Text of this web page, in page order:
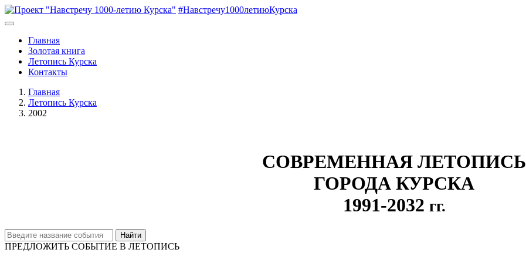
#Навстречу1000летиюКурска
Главная
Золотая книга
Летопись Курска
Контакты
Главная
Летопись Курска
2002
СОВРЕМЕННАЯ ЛЕТОПИСЬ
ГОРОДА КУРСКА
1991-2032 гг.
Найти
ПРЕДЛОЖИТЬ СОБЫТИЕ В ЛЕТОПИСЬ